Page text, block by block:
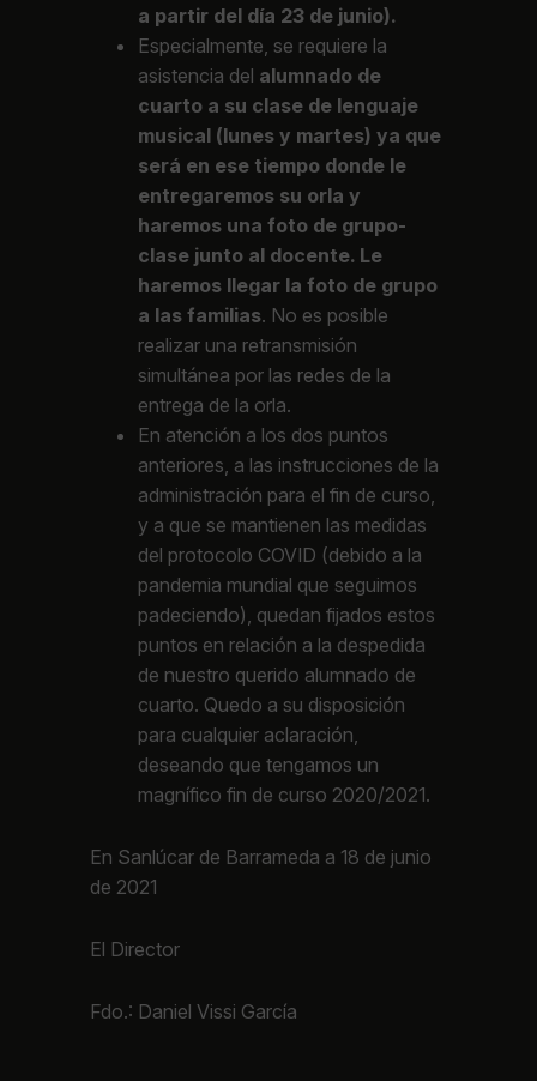
a partir del día 23 de junio).
Especialmente, se requiere la
asistencia del alumnado de
cuarto a su clase de lenguaje
musical (lunes y martes) ya que
será en ese tiempo donde le
entregaremos su orla y
haremos una foto de grupo-
clase junto al docente. Le
haremos llegar la foto de grupo
a las familias. No es posible
realizar una retransmisión
simultánea por las redes de la
entrega de la orla.
En atención a los dos puntos
anteriores, a las instrucciones de la
administración para el fin de curso,
y a que se mantienen las medidas
del protocolo COVID (debido a la
pandemia mundial que seguimos
padeciendo), quedan fijados estos
puntos en relación a la despedida
de nuestro querido alumnado de
cuarto. Quedo a su disposición
para cualquier aclaración,
deseando que tengamos un
magnífico fin de curso 2020/2021.
En Sanlúcar de Barrameda a 18 de junio
de 2021
El Director
Fdo.: Daniel Vissi García